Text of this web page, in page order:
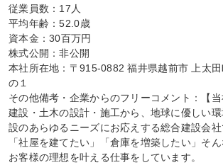
従業員数：17人
平均年齢：52.0歳
資本金：30百万円
株式公開：非公開
本社所在地：〒915-0882 福井県越前市 上太
の１
その他備考・企業からのフリーコメント：【当
建設・土木の設計・施工から、地球に優しい
設のあらゆるニーズにお応えする総合建設会社
「社屋を建てたい」「倉庫を増築したい」そん
お客様の理想を叶える仕事をしています。